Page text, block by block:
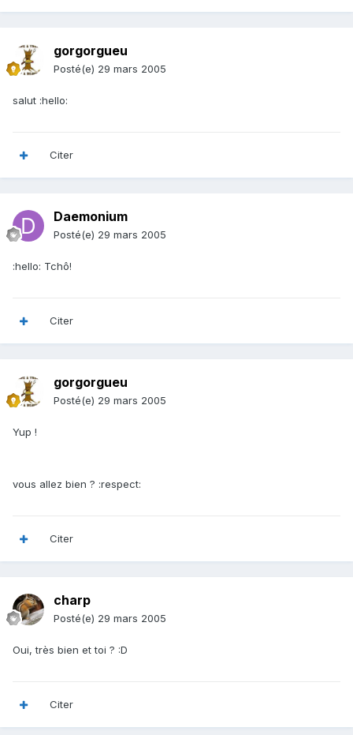
gorgorgueu
Posté(e) 29 mars 2005
salut :hello:
Citer
Daemonium
Posté(e) 29 mars 2005
:hello: Tchô!
Citer
gorgorgueu
Posté(e) 29 mars 2005
Yup !
vous allez bien ? :respect:
Citer
charp
Posté(e) 29 mars 2005
Oui, très bien et toi ? :D
Citer